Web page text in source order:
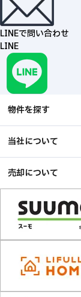
LINEで問い合わせ
LINE
物件を探す
当社について
売却について